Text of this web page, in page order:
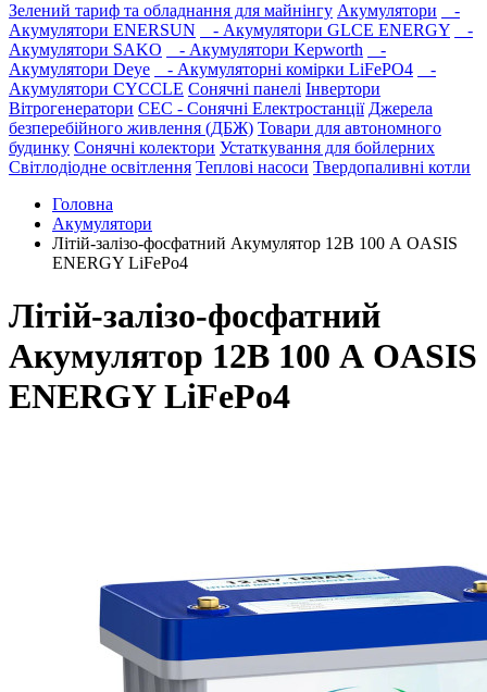
Зелений тариф та обладнання для майнінгу Акумулятори
-
Акумулятори ENERSUN
- Акумулятори GLCE ENERGY
-
Акумулятори SAKO
- Акумулятори Kepworth
-
Акумулятори Deye
- Акумуляторні комірки LiFePO4
-
Акумулятори CYCCLE Сонячні панелі Інвертори
Вітрогенератори СЕС - Сонячні Електростанції Джерела
безперебійного живлення (ДБЖ) Товари для автономного
будинку Сонячні колектори Устаткування для бойлерних
Світлодіодне освітлення Теплові насоси Твердопаливні котли
Головна
Акумулятори
Літій-залізо-фосфатний Акумулятор 12В 100 А OASIS
ENERGY LiFePo4
Літій-залізо-фосфатний
Акумулятор 12В 100 А OASIS
ENERGY LiFePo4